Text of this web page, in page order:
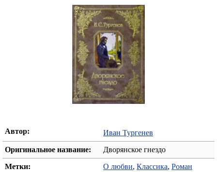
Автор: Иван Тургенев
Оригинальное название: Дворянское гнездо
Метки: О любви, Классика, Роман